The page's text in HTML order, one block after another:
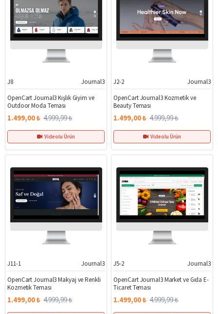
%70
J8
Journal3
OpenCart Journal3 Kışlık Giyim ve
Outdoor Moda Teması
1.499,00 ₺ 4.999,99 ₺
Videolu Ürün
%70
J2-2
Journal3
OpenCart Journal3 Kozmetik ve
Beauty Teması
1.499,00 ₺ 4.999,99 ₺
Videolu Ürün
%70
J11-1
Journal3
OpenCart Journal3 Makyaj ve Renkli
Kozmetik Teması
1.499,00 ₺ 4.999,99 ₺
%70
J5-2
Journal3
OpenCart Journal3 Market ve Gıda E-
Ticaret Teması
1.499,00 ₺ 4.999,99 ₺